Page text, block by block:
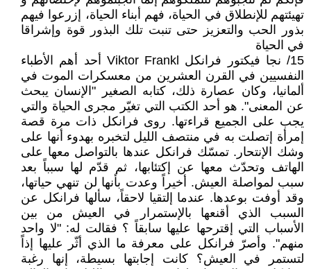
تهيئتهم للإنطلاق في الحياة، فهم أبناء الحياة، إزرعوا فيهم
بذور الحب والتعزيز حتى تنبت تلك البذور قوة وإشراقا
في الحياة
15/ نجا فيكتور فرانكل Viktor Frankl أحد أهم الأطباء
النفسيين في القرن العشرين من معسكرات الموت في
ألمانيا، وكان عصارة ذلك، كتابه الصغير "الإنسان يبحث
عن المعنى". هو أحد الكتب التي تغيّر مجرى الحياة والتي
يجب على الجميع قراءتها. روى فرانكل ذات مرة قصة
إمرأة إتصلت به في منتصف الليل لتخبره بهدوء أنها على
وشك الإنتحار. تمسّك فرانكل عندها بالتواصل معها على
الهاتف وتحدّث معها عن إكتئابها، ثم قدّم لها سبباً بعد
سبب لمواصلة العيش. أخيراً وعدت بأنها لن تنهي حياتها،
وقد أوفت بوعدها. عندما إلتقيا لاحقاً، سألها فرانكل عن
السبب الذي أقنعها بالإستمرار في العيش من بين
الأسباب التي إقترحها عليها سابقاً ؟ فقالت له: "لا واحد
منهم". وأصرّ فرانكل على معرفة ما الذي أثّر عليها إذاً
لتستمر في العيش؟ كانت إجابتها بسيطة، إنها رغبة